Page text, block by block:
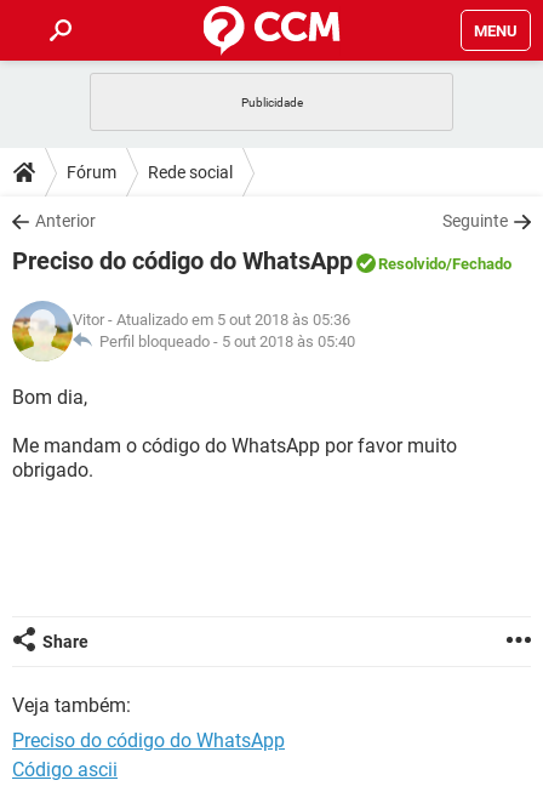
MENU
CELULAR
OUTLOOK
INSTAGRAM GMAIL
GUIA DE COMPRAS
DICAS
JOGOS
INSTAGRAM GMAIL
GUIA DE COMPRAS
DOWNLOADS
JOGOS WHATSAPP
CELULAR
OUTLOOK EXCEL
INSTAGRAM
JOGOS WHATSAPP
CELULAR
OUTLOOK
INSTAGRAM GMAIL
GLOSSÁRIO
JOGOS
OUTLOOK
Fórum Rede social
Anterior Seguinte
Preciso do código do WhatsApp Resolvido/Fechado
Vitor - Atualizado em 5 out 2018 às 05:36
Perfil bloqueado - 5 out 2018 às 05:40
Bom dia,
Me mandam o código do WhatsApp por favor muito
obrigado.
Share
Veja também:
Preciso do código do WhatsApp
Código ascii